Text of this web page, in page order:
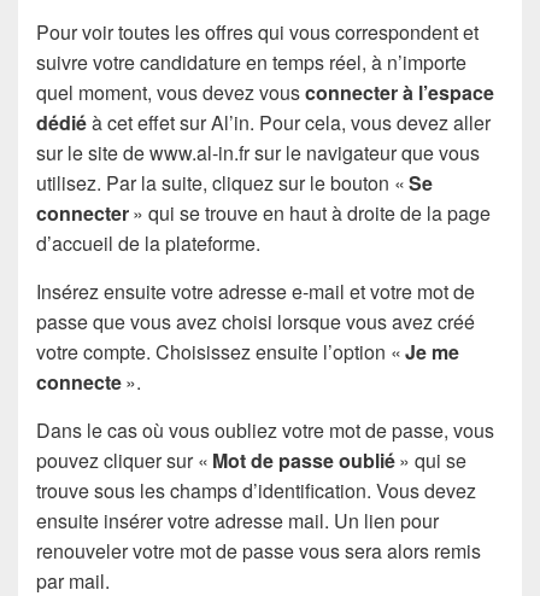
Pour voir toutes les offres qui vous correspondent et
suivre votre candidature en temps réel, à n’importe
quel moment, vous devez vousconnecter à l’espace
dédiéà cet effet sur Al’in. Pour cela, vous devez aller
sur le site de www.al-in.fr sur le navigateur que vous
utilisez. Par la suite, cliquez sur le bouton «Se
connecter» qui se trouve en haut à droite de la page
d’accueil de la plateforme.
Insérez ensuite votre adresse e-mail et votre mot de
passe que vous avez choisi lorsque vous avez créé
votre compte. Choisissez ensuite l’option «Je me
connecte».
Dans le cas où vous oubliez votre mot de passe, vous
pouvez cliquer sur « Mot de passe oublié» qui se
trouve sous les champs d’identification. Vous devez
ensuite insérer votre adresse mail. Un lien pour
renouveler votre mot de passe vous sera alors remis
par mail.